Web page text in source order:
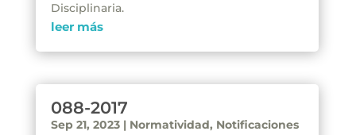
Disciplinaria.
leer más
088-2017
Sep 21, 2023| Normatividad, Notificaciones